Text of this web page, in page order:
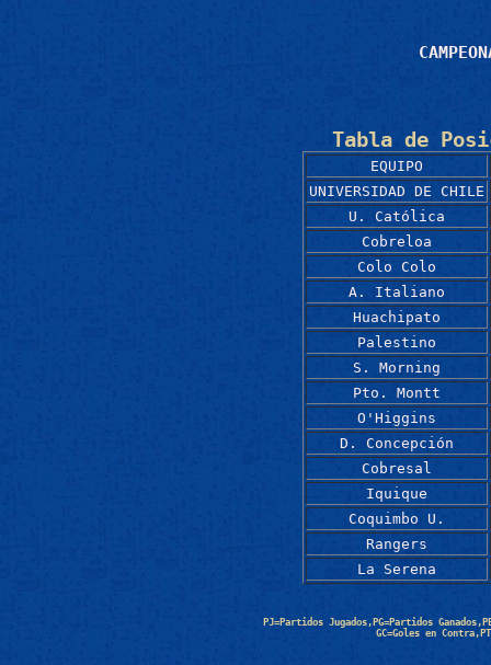
Tabla de
EQUIPO
UNIVERSIDAD DE CHILE
U. Católica
Cobreloa
Colo Colo
A. Italiano
Huachipato
Palestino
S. Morning
Pto. Montt
O'Higgins
D. Concepción
Cobresal
Iquique
Coquimbo U.
Rangers
La Serena
PJ=Partidos Jugados,PG=Partidos
GC=Goles en